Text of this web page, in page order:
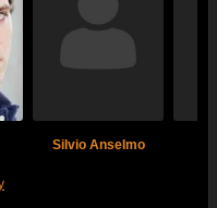
Silvio Anselmo